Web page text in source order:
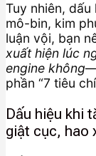
Tuy nhiên,
mô-bin, kim
luận vội, bạn
xuất hiện lúc
engine không
phần “7 tiêu
Dấu hiệu khi
giật cục, hao